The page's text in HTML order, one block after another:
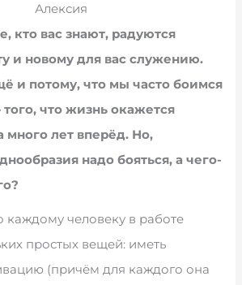
Алексия
кто вас знают, радуются
и новому для вас служению.
и потому, что мы часто боимся
что жизнь окажется
много лет вперёд. Но,
надо бояться, а чего-
каждому человеку в работе
простых вещей: иметь
(причём для каждого она